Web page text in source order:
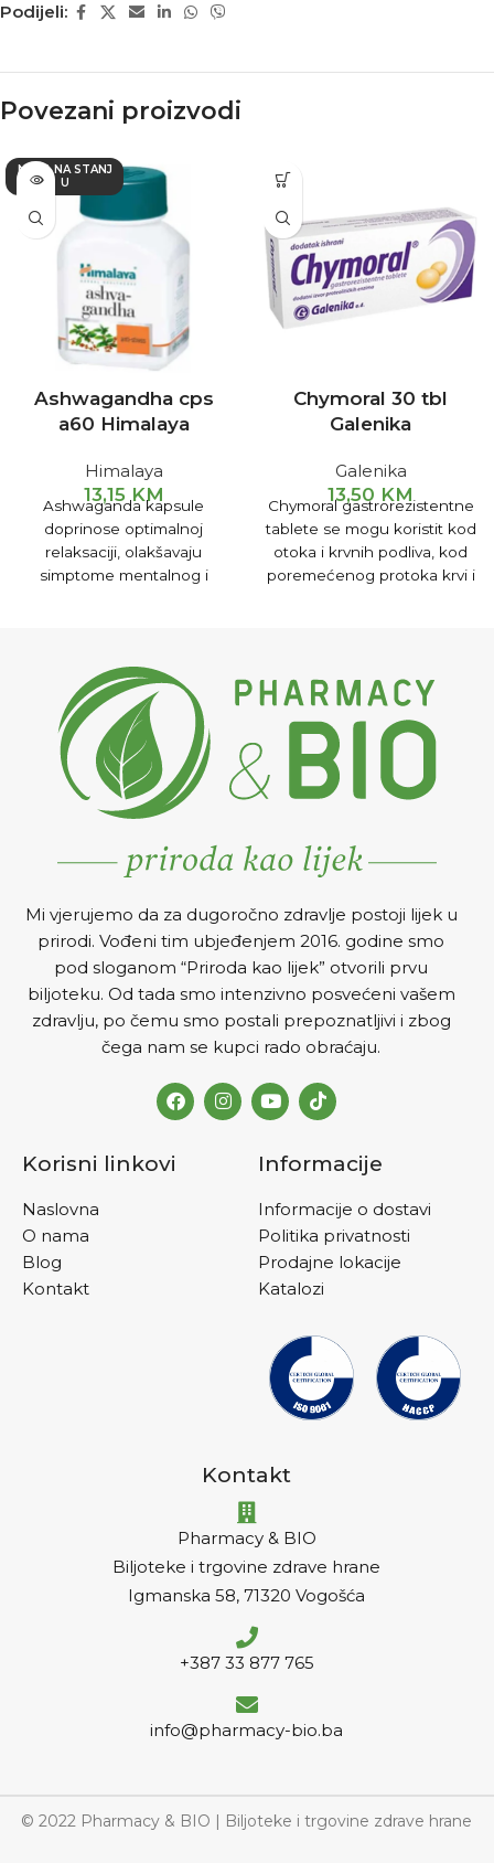
Podijeli:
Povezani proizvodi
NEMA NA STANJ
U
Ashwagandha cps
a60 Himalaya
Himalaya
13,15 KM
Ashwaganda kapsule
doprinose optimalnoj
relaksaciji, olakšavaju
simptome mentalnog i
Chymoral 30 tbl
Galenika
Galenika
13,50 KM
Chymoral gastrorezistentne
tablete se mogu koristit kod
otoka i krvnih podliva, kod
poremećenog protoka krvi i
Mi vjerujemo da za dugoročno zdravlje postoji lijek u
prirodi. Vođeni tim ubjeđenjem 2016. godine smo
pod sloganom “Priroda kao lijek” otvorili prvu
biljoteku. Od tada smo intenzivno posvećeni vašem
zdravlju, po čemu smo postali prepoznatljivi i zbog
čega nam se kupci rado obraćaju.
Korisni linkovi
Naslovna
O nama
Blog
Kontakt
Informacije
Informacije o dostavi
Politika privatnosti
Prodajne lokacije
Katalozi
Kontakt
Pharmacy & BIO
Biljoteke i trgovine zdrave hrane
Igmanska 58, 71320 Vogošća
+387 33 877 765
info@pharmacy-bio.ba
© 2022 Pharmacy & BIO | Biljoteke i trgovine zdrave hrane